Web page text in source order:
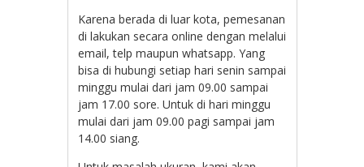
Karena berada di luar kota, pemesanan
di lakukan secara online dengan melalui
email, telp maupun whatsapp. Yang
bisa di hubungi setiap hari senin sampai
minggu mulai dari jam 09.00 sampai
jam 17.00 sore. Untuk di hari minggu
mulai dari jam 09.00 pagi sampai jam
14.00 siang.